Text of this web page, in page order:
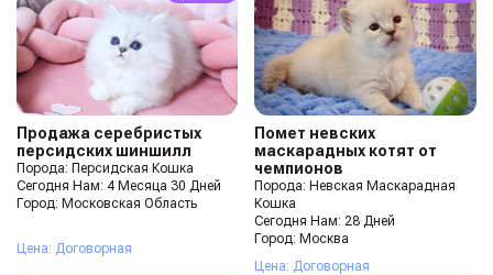
Продажа серебристых
персидских шиншилл
Порода: Персидская Кошка
Сегодня Нам: 4 Месяца 30 Дней
Город: Московская Область
Цена: Договорная
Помет невских
маскарадных котят от
чемпионов
Порода: Невская Маскарадная
Кошка
Сегодня Нам: 28 Дней
Город: Москва
Цена: Договорная